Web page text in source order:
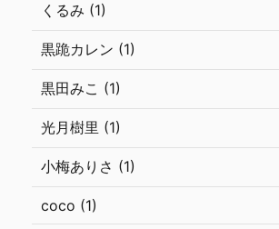
くるみ (1)
黒跪カレン (1)
黒田みこ (1)
光月樹里 (1)
小梅ありさ (1)
coco (1)